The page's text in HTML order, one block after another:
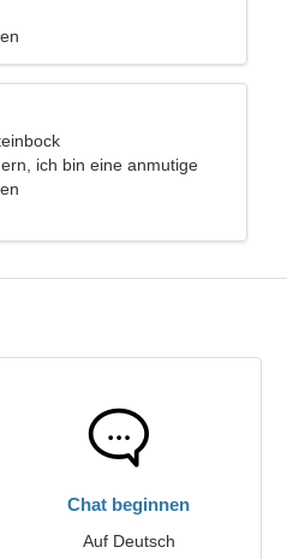
ich bin eine anmutige
Chat beginnen
Auf Deutsch